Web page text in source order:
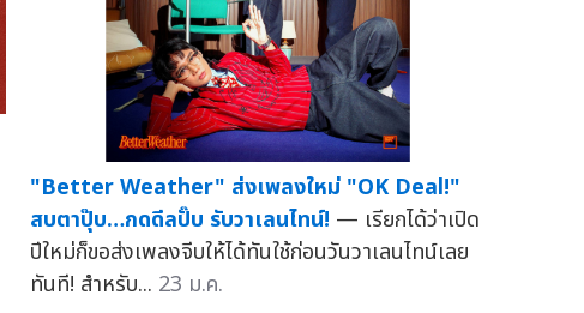
"Better Weather" ส่งเพลงใหม่ "OK Deal!"
สบตาปุ๊บ…กดดีลปั๊บ รับวาเลนไทน์! — เรียกได้ว่าเปิด
ปีใหม่ก็ขอส่งเพลงจีบให้ได้ทันใช้ก่อนวันวาเลนไทน์เลย
ทันที! สำหรับ... 23 ม.ค.